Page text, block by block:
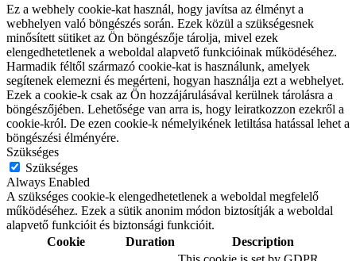
Ez a webhely cookie-kat használ, hogy javítsa az élményt a
webhelyen való böngészés során. Ezek közül a szükségesnek
minősített sütiket az Ön böngészője tárolja, mivel ezek
elengedhetetlenek a weboldal alapvető funkcióinak működéséhez.
Harmadik féltől származó cookie-kat is használunk, amelyek
segítenek elemezni és megérteni, hogyan használja ezt a webhelyet.
Ezek a cookie-k csak az Ön hozzájárulásával kerülnek tárolásra a
böngészőjében. Lehetősége van arra is, hogy leiratkozzon ezekről a
cookie-król. De ezen cookie-k némelyikének letiltása hatással lehet a
böngészési élményére.
Szükséges
Szükséges
Always Enabled
A szükséges cookie-k elengedhetetlenek a weboldal megfelelő
működéséhez. Ezek a sütik anonim módon biztosítják a weboldal
alapvető funkcióit és biztonsági funkcióit.
Cookie
Duration
Description